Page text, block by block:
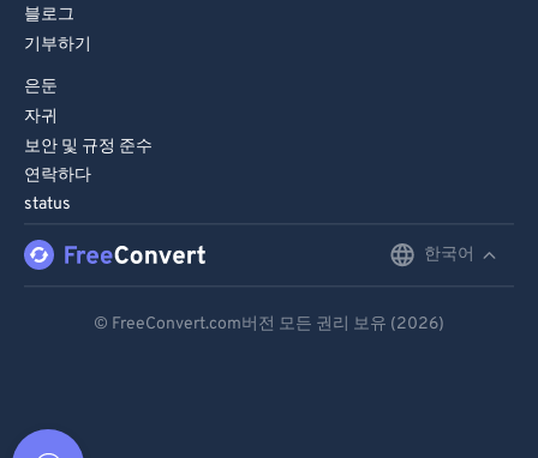
블로그
기부하기
은둔
자귀
보안 및 규정 준수
연락하다
status
한국어
© FreeConvert.com버전 모든 권리 보유 (2026)